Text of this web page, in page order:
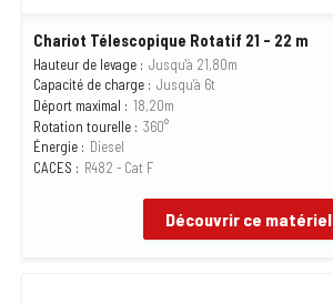
Chariot Télescopique Rotatif 21 - 22 m
Hauteur de levage : Jusqu'à 21,80m
Capacité de charge : Jusqu'à 6t
Déport maximal : 18,20m
Rotation tourelle : 360°
Énergie : Diesel
CACES : R482 - Cat F
Découvrir ce matériel